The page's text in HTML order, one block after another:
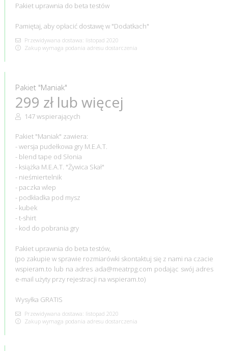
Pakiet uprawnia do beta testów
Pamiętaj, aby opłacić dostawę w "Dodatkach"
Przewidywana dostawa: listopad 2020
Zakup wymaga podania adresu dostarczenia
Pakiet "Maniak"
299 zł lub więcej
147 wspierających
Pakiet "Maniak" zawiera:
- wersja pudełkowa gry M.E.A.T.
- blend tape od Słonia
- książka M.E.A.T. "Żywica Skał"
- nieśmiertelnik
- paczka wlep
- podkładka pod mysz
- kubek
- t-shirt
- kod do pobrania gry
Pakiet uprawnia do beta testów,
(po zakupie w sprawie rozmiarówki skontaktuj się z nami na czacie
wspieram.to lub na adres ada@meatrpg.com podając swój adres
e-mail użyty przy rejestracji na wspieram.to)
Wysyłka GRATIS
Przewidywana dostawa: listopad 2020
Zakup wymaga podania adresu dostarczenia